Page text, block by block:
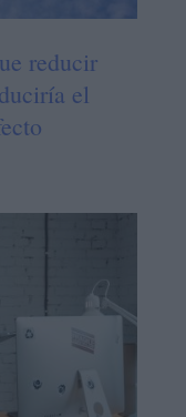
reducir
el